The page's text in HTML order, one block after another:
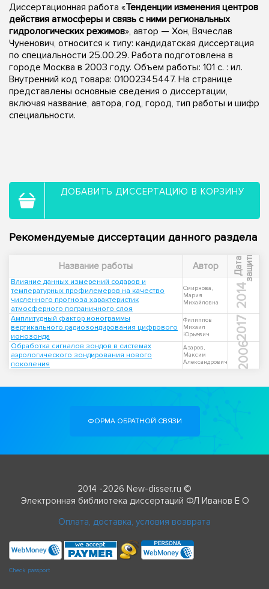
Диссертационная работа «Тенденции изменения центров
действия атмосферы и связь с ними региональных
гидрологических режимов», автор — Хон, Вячеслав
Чуненович, относится к типу: кандидатская диссертация
по специальности 25.00.29. Работа подготовлена в
городе Москва в 2003 году. Объем работы: 101 с. : ил.
Внутренний код товара: 01002345447. На странице
представлены основные сведения о диссертации,
включая название, автора, год, город, тип работы и шифр
специальности.
ДОБАВИТЬ ДИССЕРТАЦИЮ В КОРЗИНУ
Рекомендуемые диссертации данного раздела
Название работы Автор Д
а
т
а
з
а
щ
и
т ы
Влияние данных измерений содаров и
температурных профилемеров на качество
численного прогноза характеристик
атмосферного пограничного слоя
Смирнова,
Мария
Михайловна
2014
Амплитудный фактор ионограммы
вертикального радиозондирования цифрового
ионозонда
Филиппов
Михаил
Юрьевич
2017
Обработка сигналов зондов в системах
аэрологического зондирования нового
поколения
Азаров,
Максим
Александрович
2006
ФОРМА ОБРАТНОЙ СВЯЗИ
2014 -2026 New-disser.ru ©
Электронная библиотека диссертаций ФЛ Иванов Е О
Оплата, доставка, условия возврата
Check passport